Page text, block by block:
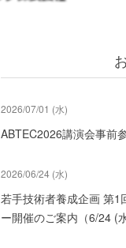
2026/07/01 (水)
ABTEC2026講演会事前
2026/06/24 (水)
若手技術者養成企画 第1
ー開催のご案内（6/24 (水